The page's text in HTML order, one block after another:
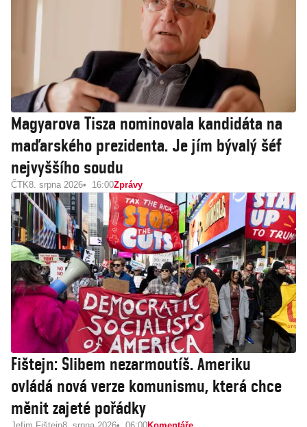
Magyarova Tisza nominovala kandidáta na
maďarského prezidenta. Je jím bývalý šéf
nejvyššího soudu
ČTK8. srpna 2026 16:00Zprávy
Fištejn: Slibem nezarmoutíš. Ameriku
ovládá nová verze komunismu, která chce
měnit zajeté pořádky